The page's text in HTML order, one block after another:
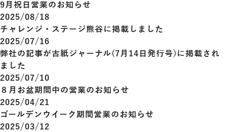
9月祝日営業のお知らせ
2025/08/18
チャレンジ・ステージ熊谷に掲載しました
2025/07/16
弊社の記事が古紙ジャーナル(7月14日発行号)に掲載され
ました
2025/07/10
８月お盆期間中の営業のお知らせ
2025/04/21
ゴールデンウイーク期間営業のお知らせ
2025/03/12